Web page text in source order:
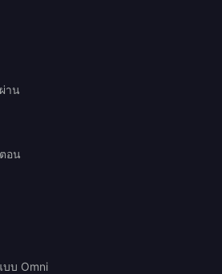
าน
อน
บ Omni